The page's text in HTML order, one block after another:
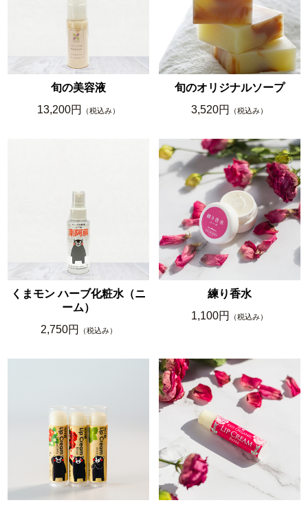
旬の美容液
13,200円
（税込み）
旬のオリジナルソープ
3,520円
（税込み）
くまモン ハーブ化粧水（ニ
ーム）
2,750円
（税込み）
練り香水
1,100円
（税込み）